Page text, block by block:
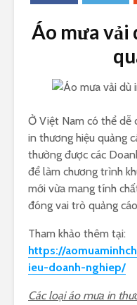
Áo mưa vải
Ở Việt Nam có thể dễ
in thương hiệu quảng
thường được các
để làm chương trình
mới vừa mang tính
đóng vai trò quảng
Tham khảo thêm tại:
https://
ieu-doanh-nghiep/
Các loại áo mưa in